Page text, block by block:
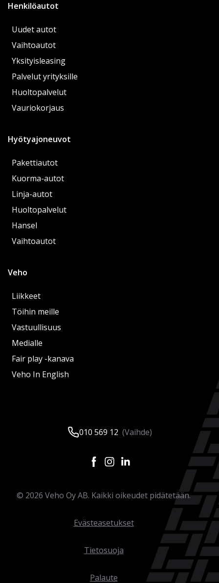
Henkilöautot
Uudet autot
Vaihtoautot
Yksityisleasing
Palvelut yrityksille
Huoltopalvelut
Vauriokorjaus
Hyötyajoneuvot
Pakettiautot
Kuorma-autot
Linja-autot
Huoltopalvelut
Hansel
Vaihtoautot
Veho
Liikkeet
Töihin meille
Vastuullisuus
Medialle
Fair play -kanava
Veho In English
010 569 12 (Vaihde)
© 2026 Veho Oy AB. Kaikki oikeudet pidätetään.
Evästeasetukset
Tietosuoja
Palaute